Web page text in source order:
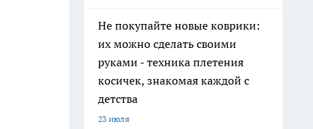
Не покупайте новые коврики:
их можно сделать своими
руками - техника плетения
косичек, знакомая каждой с
детства
23 июля